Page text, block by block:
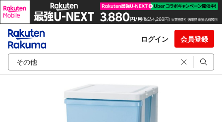
ログイン 会員登録